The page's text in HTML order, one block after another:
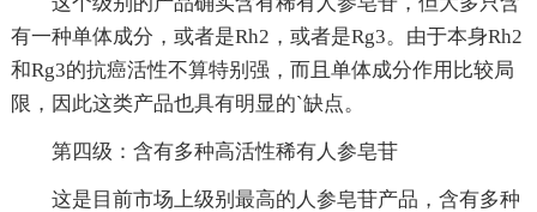
有一种单体成分，或者是Rh2，或者是Rg3。由于本身Rh2
和Rg3的抗癌活性不算特别强，而且单体成分作用比较局
限，因此这类产品也具有明显的`缺点。
第四级：含有多种高活性稀有人参皂苷
这是目前市场上级别最高的人参皂苷产品，含有多种